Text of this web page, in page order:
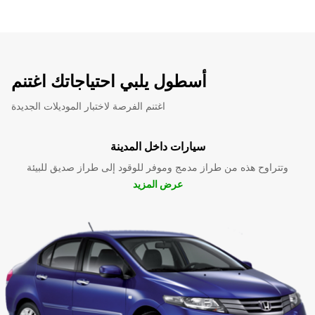
أسطول يلبي احتياجاتك اغتنم
اغتنم الفرصة لاختبار الموديلات الجديدة
سيارات داخل المدينة
وتتراوح هذه من طراز مدمج وموفر للوقود إلى طراز صديق للبيئة
عرض المزيد